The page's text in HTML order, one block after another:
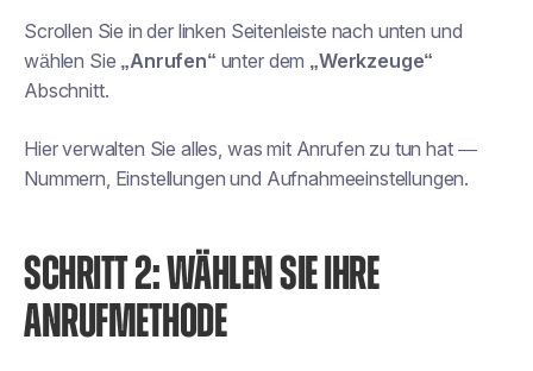
Scrollen Sie in der linken Seitenleiste nach unten und
wählen Sie „Anrufen“ unter dem „Werkzeuge“
Abschnitt.
Hier verwalten Sie alles, was mit Anrufen zu tun hat —
Nummern, Einstellungen und Aufnahmeeinstellungen.
SCHRITT 2: WÄHLEN SIE IHRE
ANRUFMETHODE